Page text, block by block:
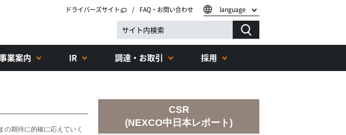
ドライバーズサイト FAQ・お問い合わせ language
業案内 IR 調達・お取引 採用
期待に的確に応えていく
CSR
(NEXCO中日本レポート)